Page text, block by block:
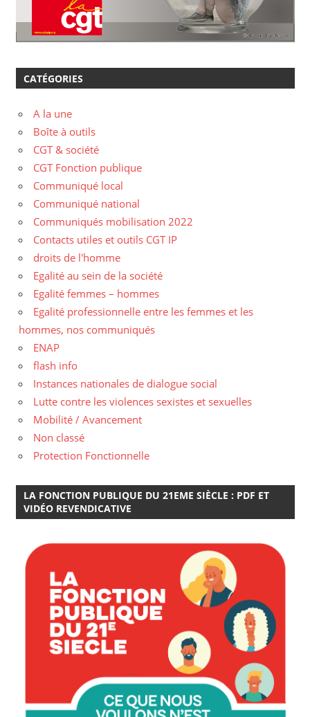
CATÉGORIES
A la une
Boîte à outils
CGT & société
CGT Fonction publique
Communiqué local
Communiqué national
Communiqués mobilisation 2022
Contacts utiles et outils CGT IP
droits de l'homme
Egalité au sein de la société
Egalité femmes – hommes
Egalité professionnelle entre les femmes et les
hommes, nos communiqués
ENAP
flash info
Instances nationales de dialogue social
Lutte contre les violences sexistes et sexuelles
Mobilité / Avancement
Non classé
Protection Fonctionnelle
LA FONCTION PUBLIQUE DU 21EME SIÈCLE : PDF ET
VIDÉO REVENDICATIVE